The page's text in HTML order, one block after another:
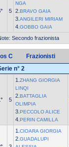
5
NGA
2. BRAVO GAIA
3. ANGILERI MIRIAM
4. GOBBO GAIA
Secondo frazionista
C Frazionisti
n° 2
5
1. ZHANG GIORGIA
LINQI
2. BATTAGLIA
OLIMPIA
3. PECCOLO ALICE
4. PERIN CAMILLA
1. CIOARA GIORGIA
2. GUADALUPI